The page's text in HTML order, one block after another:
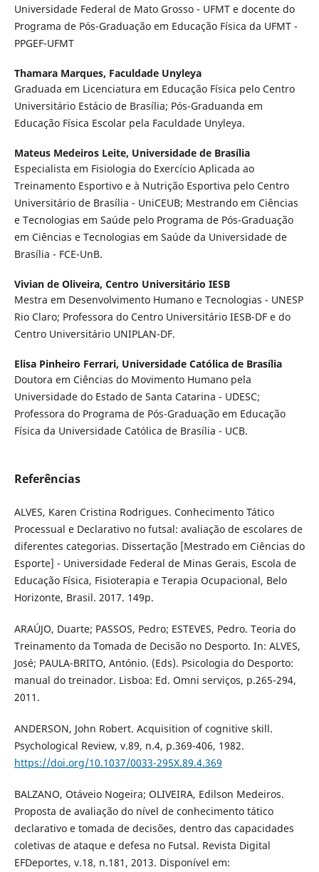
Universidade Federal de Mato Grosso - UFMT e docente do
Programa de Pós-Graduação em Educação Física da UFMT -
PPGEF-UFMT
Thamara Marques, Faculdade Unyleya
Graduada em Licenciatura em Educação Física pelo Centro
Universitário Estácio de Brasília; Pós-Graduanda em
Educação Física Escolar pela Faculdade Unyleya.
Mateus Medeiros Leite, Universidade de Brasília
Especialista em Fisiologia do Exercício Aplicada ao
Treinamento Esportivo e à Nutrição Esportiva pelo Centro
Universitário de Brasília - UniCEUB; Mestrando em Ciências
e Tecnologias em Saúde pelo Programa de Pós-Graduação
em Ciências e Tecnologias em Saúde da Universidade de
Brasília - FCE-UnB.
Vivian de Oliveira, Centro Universitário IESB
Mestra em Desenvolvimento Humano e Tecnologias - UNESP
Rio Claro; Professora do Centro Universitário IESB-DF e do
Centro Universitário UNIPLAN-DF.
Elisa Pinheiro Ferrari, Universidade Católica de Brasília
Doutora em Ciências do Movimento Humano pela
Universidade do Estado de Santa Catarina - UDESC;
Professora do Programa de Pós-Graduação em Educação
Física da Universidade Católica de Brasília - UCB.
Referências
ALVES, Karen Cristina Rodrigues. Conhecimento Tático
Processual e Declarativo no futsal: avaliação de escolares de
diferentes categorias. Dissertação [Mestrado em Ciências do
Esporte] - Universidade Federal de Minas Gerais, Escola de
Educação Física, Fisioterapia e Terapia Ocupacional, Belo
Horizonte, Brasil. 2017. 149p.
ARAÚJO, Duarte; PASSOS, Pedro; ESTEVES, Pedro. Teoria do
Treinamento da Tomada de Decisão no Desporto. In: ALVES,
José; PAULA-BRITO, António. (Eds). Psicologia do Desporto:
manual do treinador. Lisboa: Ed. Omni serviços, p.265-294,
2011.
ANDERSON, John Robert. Acquisition of cognitive skill.
Psychological Review, v.89, n.4, p.369-406, 1982.
https://doi.org/10.1037/0033-295X.89.4.369
BALZANO, Otáveio Nogeira; OLIVEIRA, Edilson Medeiros.
Proposta de avaliação do nível de conhecimento tático
declarativo e tomada de decisões, dentro das capacidades
coletivas de ataque e defesa no Futsal. Revista Digital
EFDeportes, v.18, n.181, 2013. Disponível em: